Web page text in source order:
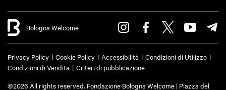
Bologna Welcome
Privacy Policy Cookie Policy Accessibilità
Condizioni di Utilizzo
Condizioni di Vendita
Criteri di pubblicazione
©2026 All rights reserved. Fondazione Bologna Welcome | Piazza del